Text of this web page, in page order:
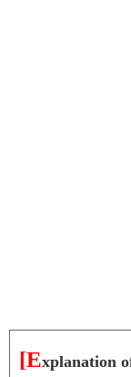
[Explanation